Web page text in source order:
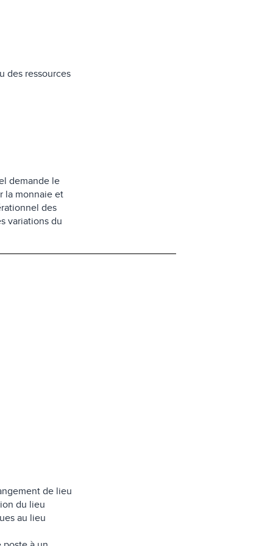
des ressources
demande le
la monnaie et
des
variations du
de lieu
du lieu
au lieu